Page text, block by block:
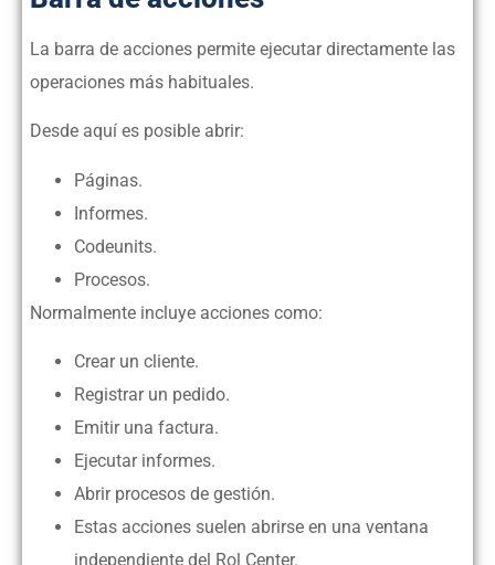
La barra de acciones permite ejecutar directamente las
operaciones más habituales.
Desde aquí es posible abrir:
Páginas.
Informes.
Codeunits.
Procesos.
Normalmente incluye acciones como:
Crear un cliente.
Registrar un pedido.
Emitir una factura.
Ejecutar informes.
Abrir procesos de gestión.
Estas acciones suelen abrirse en una ventana
independiente del Rol Center.